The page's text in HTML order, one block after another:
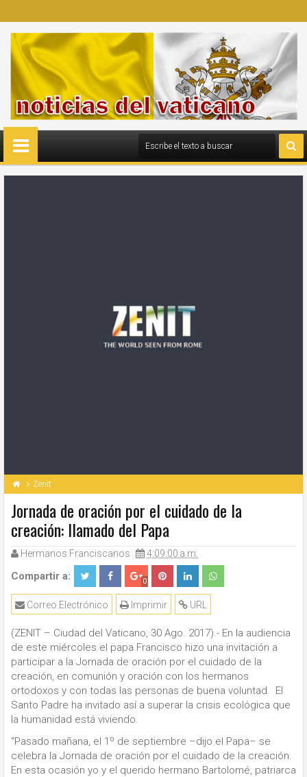
Zenit
Jornada de oración por el cuidado de la
creación: llamado del Papa
Hermanos Franciscanos 4:09:00 a.m.
Compartir a: 0
URL
Imprimir
Correo Electrónico
(ZENIT – Ciudad del Vaticano, 30 Ago. 2017).- En la audiencia
de este miércoles el papa Francisco hizo una invitación a
participar a la Jornada de oración por el cuidado de la
creación, en comunión y oración con los hermanos
ortodoxos y con todas las personas de buena voluntad. El
Santo Padre ha invitado así a superar la crisis ecológica que
la humanidad está viviendo.
“Pasado mañana, el 1º de septiembre –dijo el Papa– se
celebra la Jornada de oración por el cuidado de la creación.
En esta ocasión yo y el querido hermano Bartolomé, patriarca